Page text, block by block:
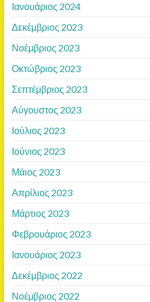
Ιανουάριος 2024
Δεκέμβριος 2023
Νοέμβριος 2023
Οκτώβριος 2023
Σεπτέμβριος 2023
Αύγουστος 2023
Ιούλιος 2023
Ιούνιος 2023
Μάιος 2023
Απρίλιος 2023
Μάρτιος 2023
Φεβρουάριος 2023
Ιανουάριος 2023
Δεκέμβριος 2022
Νοέμβριος 2022